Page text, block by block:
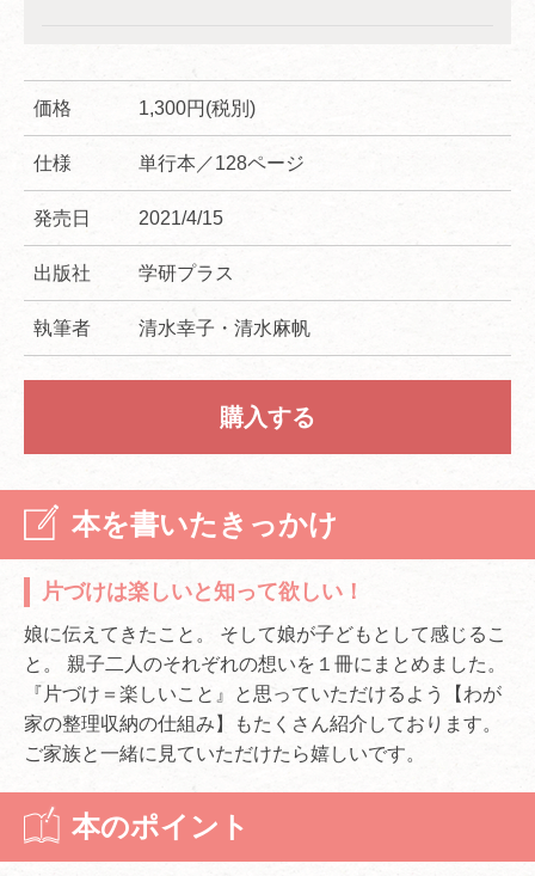
価格 1,300円(税別)
仕様 単行本／128ページ
発売日 2021/4/15
出版社 学研プラス
執筆者 清水幸子・清水麻帆
購入する
本を書いたきっかけ
片づけは楽しいと知って欲しい！
娘に伝えてきたこと。 そして娘が子どもとして感じるこ
と。 親子二人のそれぞれの想いを１冊にまとめました。
『片づけ＝楽しいこと』と思っていただけるよう【わが
家の整理収納の仕組み】もたくさん紹介しております。
ご家族と一緒に見ていただけたら嬉しいです。
本のポイント